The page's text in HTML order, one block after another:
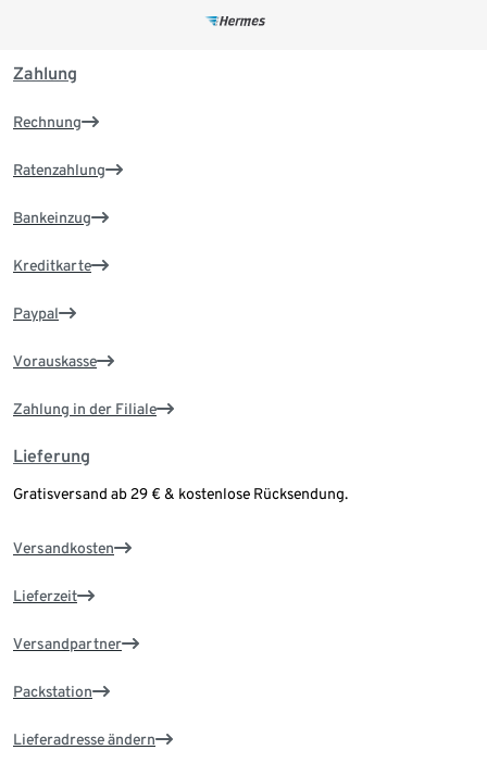
Zahlung
Rechnung
Ratenzahlung
Bankeinzug
Kreditkarte
Paypal
Vorauskasse
Zahlung in der Filiale
Lieferung
Gratisversand ab 29 € & kostenlose Rücksendung.
Versandkosten
Lieferzeit
Versandpartner
Packstation
Lieferadresse ändern